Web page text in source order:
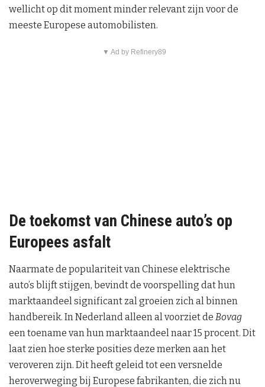
wellicht op dit moment minder relevant zijn voor de
meeste Europese automobilisten.
▼ Ad by Refinery89
De toekomst van Chinese auto’s op
Europees asfalt
Naarmate de populariteit van Chinese elektrische
auto’s blijft stijgen, bevindt de voorspelling dat hun
marktaandeel significant zal groeien zich al binnen
handbereik. In Nederland alleen al voorziet de Bovag
een toename van hun marktaandeel naar 15 procent. Dit
laat zien hoe sterke posities deze merken aan het
veroveren zijn. Dit heeft geleid tot een versnelde
heroverweging bij Europese fabrikanten, die zich nu